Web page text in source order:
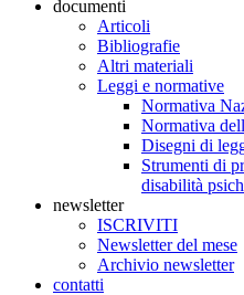
documenti
Articoli
Bibliografie
Altri materiali
Leggi e normative
Normativa
Normativa
Disegni di
Strumenti di
disabilità
newsletter
ISCRIVITI
Newsletter del mese
Archivio newsletter
contatti